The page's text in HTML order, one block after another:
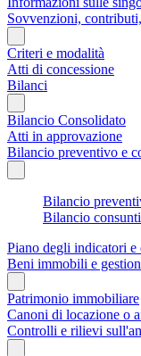
Sovvenzioni,
Criteri e modalità
Atti di concessione
Bilanci
Bilancio Consolidato
Atti in approvazione
Bilancio preventivo e
Bilancio
Bilancio
Piano degli indicatori
Beni immobili e
Patrimonio immobiliare
Canoni di locazione o
Controlli e rilievi